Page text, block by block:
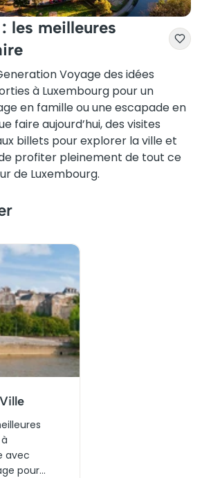
les meilleures
Voyage des idées
à Luxembourg pour un
en famille ou une escapade en
faire aujourd’hui, des visites
billets pour explorer la ville et
profiter pleinement de tout ce
de Luxembourg.
avec
pour